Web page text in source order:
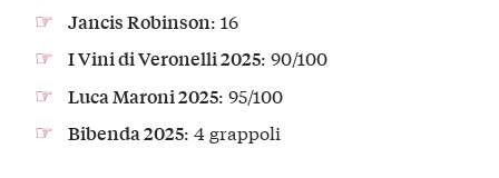
Jancis Robinson: 16
I Vini di Veronelli 2025: 90/100
Luca Maroni 2025: 95/100
Bibenda 2025: 4 grappoli